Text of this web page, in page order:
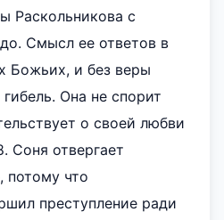
Раскольникова с
Смысл ее ответов в
Божьих, и без веры
Она не спорит
о своей любви
Соня отвергает
потому что
преступление ради